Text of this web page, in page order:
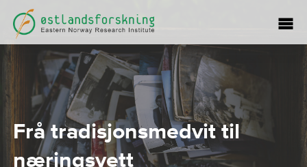
Frå tradisjonsmedvit til
næringsvett